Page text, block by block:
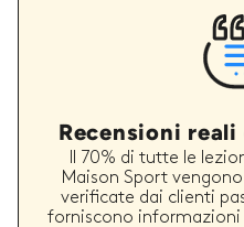
Recensioni
Il 70% di tutte le
Maison Sport
verificate dai clienti
forniscono informazioni